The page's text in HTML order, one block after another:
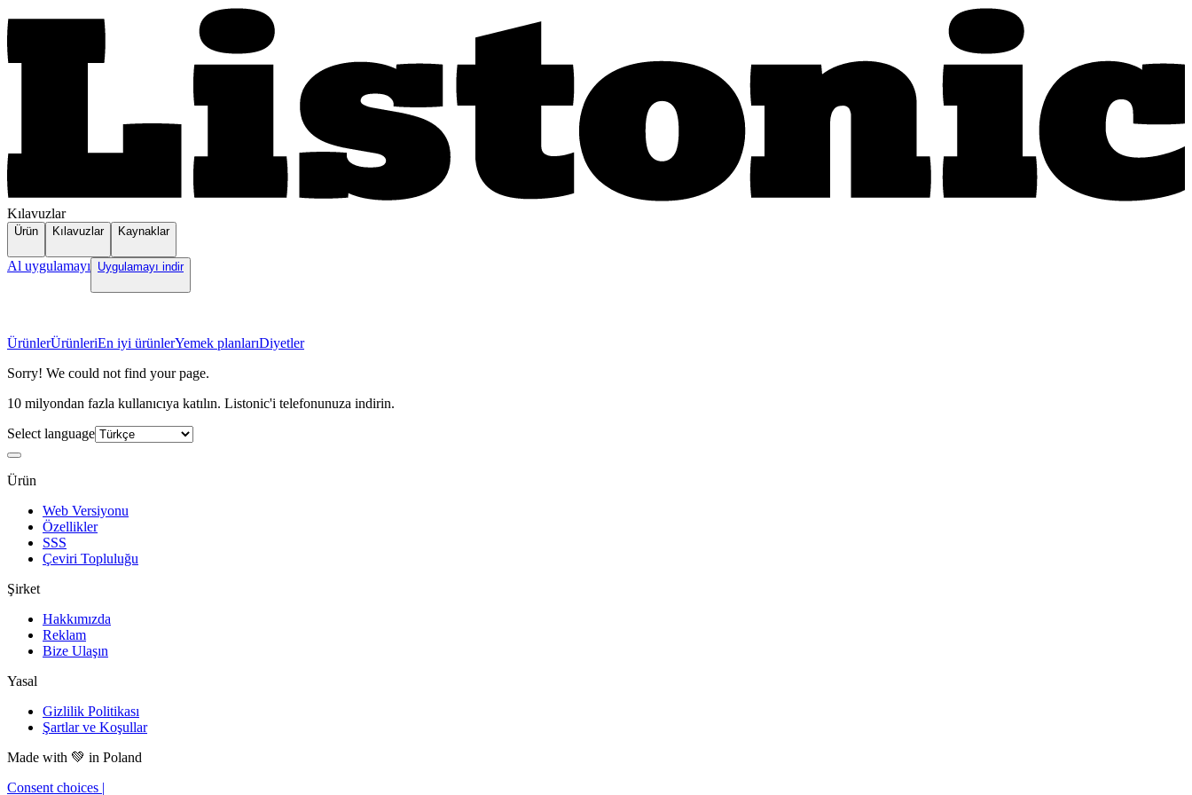
Kılavuzlar
Ürün Kılavuzlar Kaynaklar
Al uygulamayı Uygulamayı indir
ÜrünlerÜrünleriEn iyi ürünlerYemek planlarıDiyetler
Sorry! We could not find your page.
10 milyondan fazla kullanıcıya katılın. Listonic'i telefonunuza indirin.
Select language
Ürün
Web Versiyonu
Özellikler
SSS
Çeviri Topluluğu
Şirket
Hakkımızda
Reklam
Bize Ulaşın
Yasal
Gizlilik Politikası
Şartlar ve Koşullar
Made with 💚 in Poland
Consent choices |